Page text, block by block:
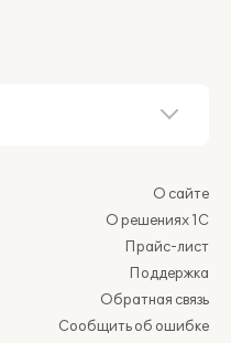
О сайте
О решениях 1С
Прайс-лист
Поддержка
Обратная связь
Сообщить об ошибке